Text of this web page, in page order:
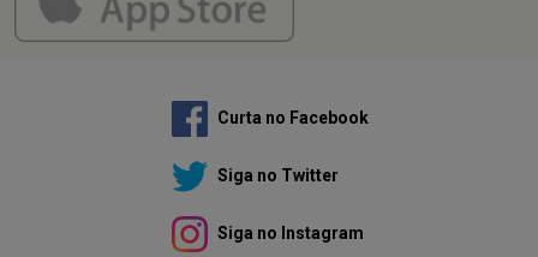
Curta no Facebook
Siga no Twitter
Siga no Instagram